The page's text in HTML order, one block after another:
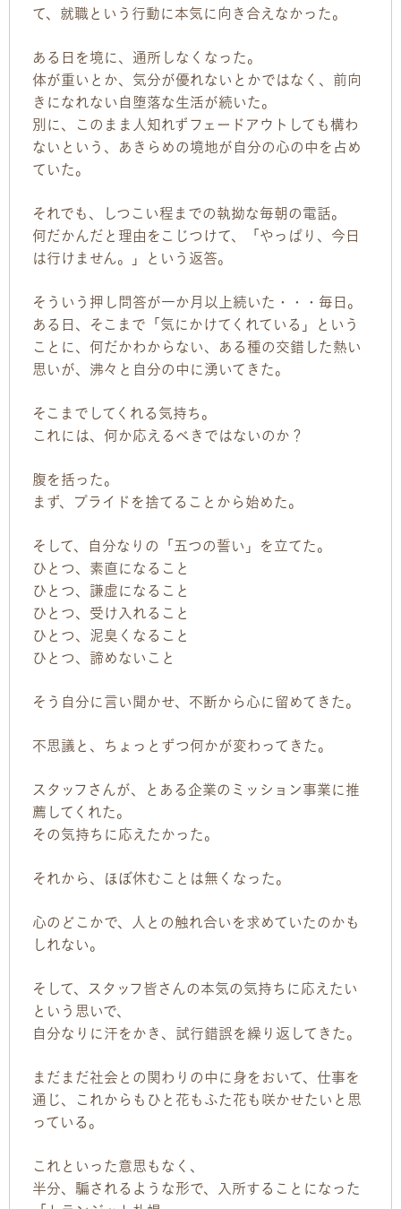
て、就職という行動に本気に向き合えなかった。
ある日を境に、通所しなくなった。
体が重いとか、気分が優れないとかではなく、前向
きになれない自堕落な生活が続いた。
別に、このまま人知れずフェードアウトしても構わ
ないという、あきらめの境地が自分の心の中を占め
ていた。
それでも、しつこい程までの執拗な毎朝の電話。
何だかんだと理由をこじつけて、「やっぱり、今日
は行けません。」という返答。
そういう押し問答が一か月以上続いた・・・毎日。
ある日、そこまで「気にかけてくれている」という
ことに、何だかわからない、ある種の交錯した熱い
思いが、沸々と自分の中に湧いてきた。
そこまでしてくれる気持ち。
これには、何か応えるべきではないのか？
腹を括った。
まず、プライドを捨てることから始めた。
そして、自分なりの「五つの誓い」を立てた。
ひとつ、素直になること
ひとつ、謙虚になること
ひとつ、受け入れること
ひとつ、泥臭くなること
ひとつ、諦めないこと
そう自分に言い聞かせ、不断から心に留めてきた。
不思議と、ちょっとずつ何かが変わってきた。
スタッフさんが、とある企業のミッション事業に推
薦してくれた。
その気持ちに応えたかった。
それから、ほぼ休むことは無くなった。
心のどこかで、人との触れ合いを求めていたのかも
しれない。
そして、スタッフ皆さんの本気の気持ちに応えたい
という思いで、
自分なりに汗をかき、試行錯誤を繰り返してきた。
まだまだ社会との関わりの中に身をおいて、仕事を
通じ、これからもひと花もふた花も咲かせたいと思
っている。
これといった意思もなく、
半分、騙されるような形で、入所することになった